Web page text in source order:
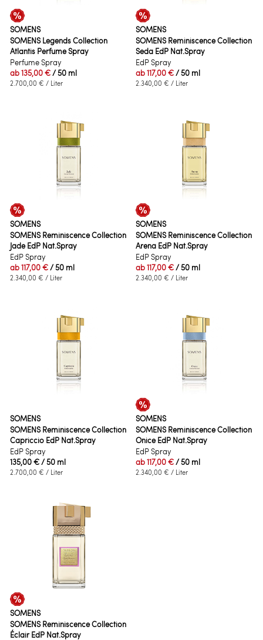
SOMENS
SOMENS Legends Collection
Atlantis Perfume Spray
Perfume Spray
ab135,00 €/ 50 ml
2.700,00 € / Liter
SOMENS
SOMENS Reminiscence Collection
Seda EdP Nat.Spray
EdP Spray
ab117,00 €/ 50 ml
2.340,00 € / Liter
SOMENS
SOMENS Reminiscence Collection
Jade EdP Nat.Spray
EdP Spray
ab117,00 €/ 50 ml
2.340,00 € / Liter
SOMENS
SOMENS Reminiscence Collection
Arena EdP Nat.Spray
EdP Spray
ab117,00 €/ 50 ml
2.340,00 € / Liter
SOMENS
SOMENS Reminiscence Collection
Capriccio EdP Nat.Spray
EdP Spray
135,00 €/ 50 ml
2.700,00 € / Liter
SOMENS
SOMENS Reminiscence Collection
Onice EdP Nat.Spray
EdP Spray
ab117,00 €/ 50 ml
2.340,00 € / Liter
SOMENS
SOMENS Reminiscence Collection
Éclair EdP Nat.Spray